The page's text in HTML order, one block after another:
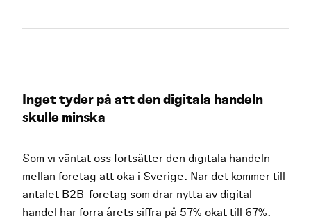
Inget tyder på att den digitala handeln
skulle minska
Som vi väntat oss fortsätter den digitala handeln
mellan företag att öka i Sverige. När det kommer till
antalet B2B-företag som drar nytta av digital
handel har förra årets siffra på 57% ökat till 67%.